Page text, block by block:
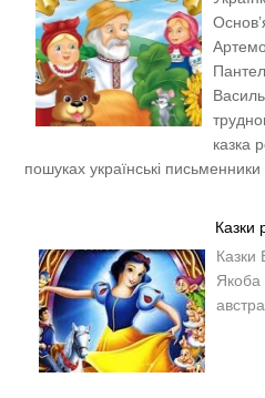
казка
пошуках українські
Казки
Казки
Якоба